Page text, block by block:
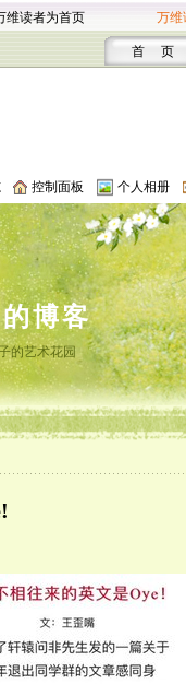
维读者为首页 万维
首 页
控制面板 个人相册
博客
的艺术花园